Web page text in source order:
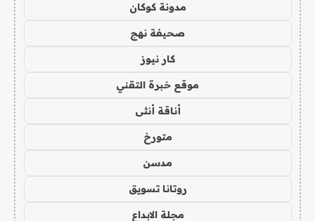
مدونة كوكان
صحيفة نهج
كار نيوز
موقع خبرة التقني
أناقة أنثى
متورخ
مدسن
روتانا تسويق
مجلة الابداع